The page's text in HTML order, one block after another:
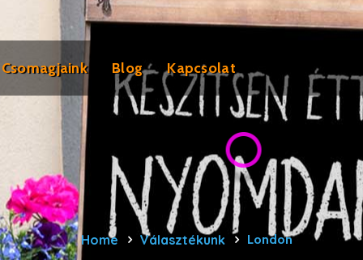
Csomagjaink Blog Kapcsolat
Home Választékunk London